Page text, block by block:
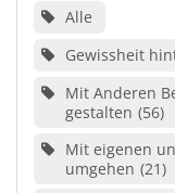
Alle
Gewissheit
Mit Anderen
gestalten 56
Mit eigenen
umgehen 21